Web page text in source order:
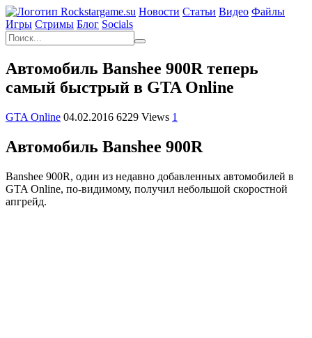
Новости Статьи Видео Файлы
Игры Cтримы Блог Socials
Автомобиль Banshee 900R теперь
самый быстрый в GTA Online
GTA Online 04.02.2016 6229 Views 1
Автомобиль Banshee 900R
Banshee 900R, один из недавно добавленных автомобилей в
GTA Online, по-видимому, получил небольшой скоростной
апгрейд.